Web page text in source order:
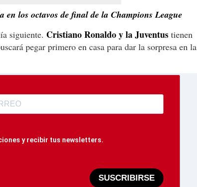
los octavos de final de la Champions League
siguiente. Cristiano Ronaldo y la Juventus tienen
pegar primero en casa para dar la sorpresa en la
y recibir tus newsletters.
SUSCRIBIRSE